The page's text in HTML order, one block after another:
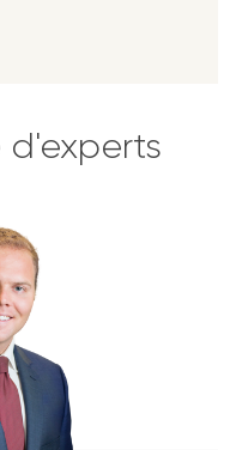
d'experts